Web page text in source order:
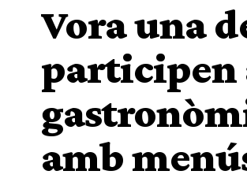
Vora una
participen
amb